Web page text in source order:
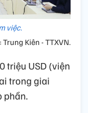
việc.
Trung Kiên - TTXVN.
triệu USD (viện
trong giai
phần.